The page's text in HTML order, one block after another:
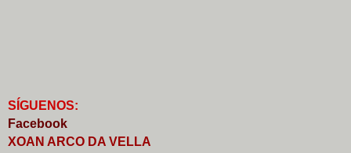
S GUENOS:
Facebook
XOAN ARCO DA VELLA